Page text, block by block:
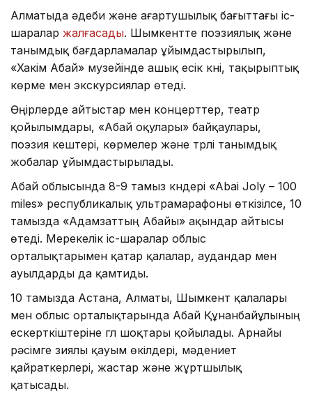
Алматыда әдеби және ағартушылық бағыттағы іс-
шаралар жалғасады. Шымкентте поэзиялық және
танымдық бағдарламалар ұйымдастырылып,
«Хакім Абай» музейінде ашық есік күні, тақырыптық
көрме мен экскурсиялар өтеді.
Өңірлерде айтыстар мен концерттер, театр
қойылымдары, «Абай оқулары» байқаулары,
поэзия кештері, көрмелер және түрлі танымдық
жобалар ұйымдастырылады.
Абай облысында 8-9 тамыз күндері «Abai Joly – 100
miles» республикалық ультрамарафоны өткізілсе, 10
тамызда «Адамзаттың Абайы» ақындар айтысы
өтеді. Мерекелік іс-шаралар облыс
орталықтарымен қатар қалалар, аудандар мен
ауылдарды да қамтиды.
10 тамызда Астана, Алматы, Шымкент қалалары
мен облыс орталықтарында Абай Құнанбайұлының
ескерткіштеріне гүл шоқтары қойылады. Арнайы
рәсімге зиялы қауым өкілдері, мәдениет
қайраткерлері, жастар және жұртшылық
қатысады.